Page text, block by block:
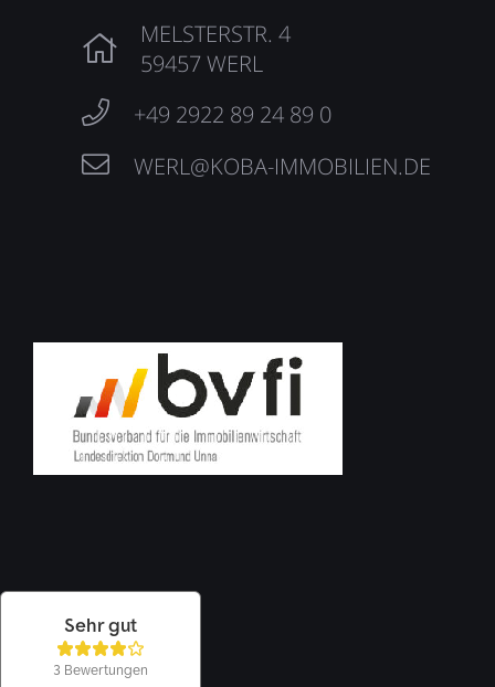
MELSTERSTR. 4
59457 WERL
+49 2922 89 24 89 0
WERL@KOBA-IMMOBILIEN.DE